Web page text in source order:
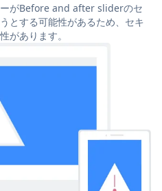
がBefore and after sliderのセ
とする可能性があるため、セキ
があります。